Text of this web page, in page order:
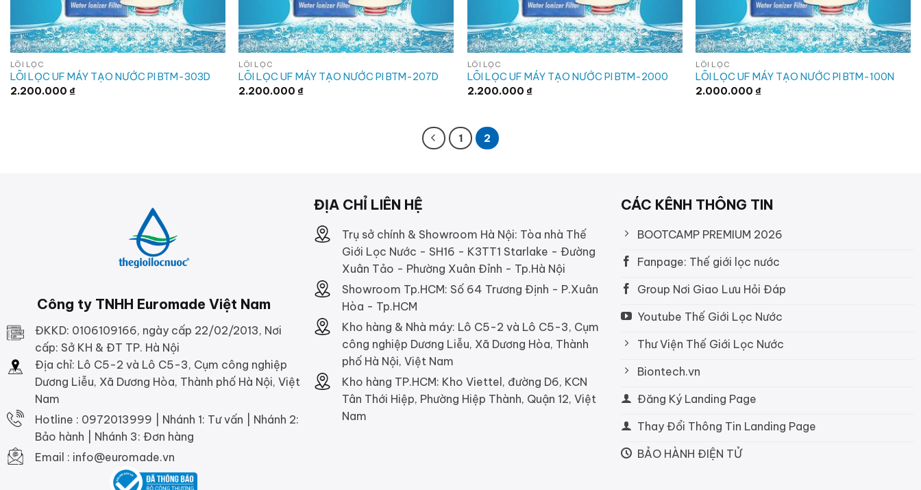
LÕI LỌC
LÕI LỌC UF MÁY TẠO NƯỚC PI BTM-303D
2.200.000 ₫
LÕI LỌC
LÕI LỌC UF MÁY TẠO NƯỚC PI BTM-207D
2.200.000₫
LÕI LỌC
LÕI LỌC UF MÁY TẠO NƯỚC PI BTM-2000
2.200.000 ₫
LÕI LỌC
LÕI LỌC UF MÁY TẠO NƯỚC PI BTM-100N
2.000.000₫
1 2
Công ty TNHH Euromade Việt Nam
ĐKKD: 0106109166, ngày cấp 22/02/2013, Nơi
cấp: Sở KH & ĐT TP. Hà Nội
Địa chỉ: Lô C5-2 và Lô C5-3, Cụm công nghiệp
Dương Liễu, Xã Dương Hòa, Thành phố Hà Nội, Việt
Nam
Hotline : 0972013999 | Nhánh 1: Tư vấn | Nhánh 2:
Bảo hành | Nhánh 3: Đơn hàng
Email : info@euromade.vn
ĐỊA CHỈ LIÊN HỆ
Trụ sở chính & Showroom Hà Nội: Tòa nhà Thế
Giới Lọc Nước - SH16 - K3TT1 Starlake - Đường
Xuân Tảo - Phường Xuân Đỉnh - Tp.Hà Nội
Showroom Tp.HCM: Số 64 Trương Định - P.Xuân
Hòa - Tp.HCM
Kho hàng & Nhà máy: Lô C5-2 và Lô C5-3, Cụm
công nghiệp Dương Liễu, Xã Dương Hòa, Thành
phố Hà Nội, Việt Nam
Kho hàng TP.HCM: Kho Viettel, đường D6, KCN
Tân Thới Hiệp, Phường Hiệp Thành, Quận 12, Việt
Nam
CÁC KÊNH THÔNG TIN
BOOTCAMP PREMIUM 2026
Fanpage: Thế giới lọc nước
Group Nơi Giao Lưu Hỏi Đáp
Youtube Thế Giới Lọc Nước
Thư Viện Thế Giới Lọc Nước
Biontech.vn
Đăng Ký Landing Page
Thay Đổi Thông Tin Landing Page
BẢO HÀNH ĐIỆN TỬ